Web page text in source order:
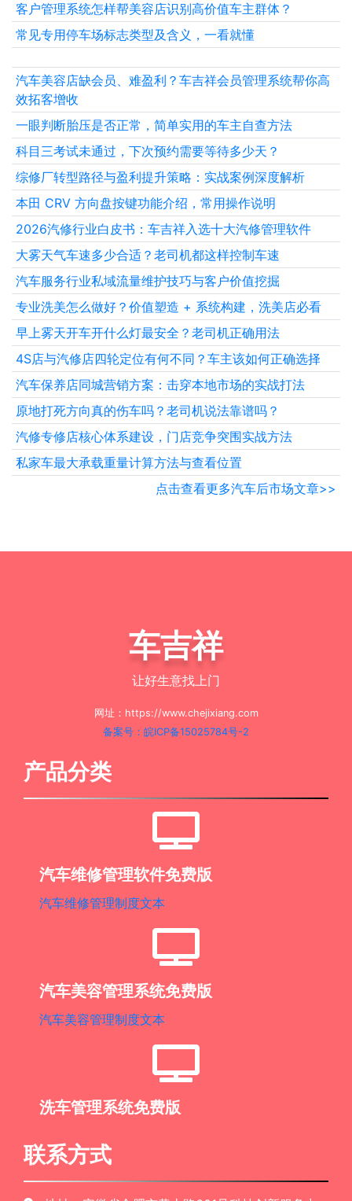
客户管理系统怎样帮美容店识别高价值车主群体？
常见专用停车场标志类型及含义，一看就懂
汽车美容店缺会员、难盈利？车吉祥会员管理系统帮你高
效拓客增收
一眼判断胎压是否正常，简单实用的车主自查方法
科目三考试未通过，下次预约需要等待多少天？
综修厂转型路径与盈利提升策略：实战案例深度解析
本田 CRV 方向盘按键功能介绍，常用操作说明
2026汽修行业白皮书：车吉祥入选十大汽修管理软件
大雾天气车速多少合适？老司机都这样控制车速
汽车服务行业私域流量维护技巧与客户价值挖掘
专业洗美怎么做好？价值塑造 + 系统构建，洗美店必看
早上雾天开车开什么灯最安全？老司机正确用法
4S店与汽修店四轮定位有何不同？车主该如何正确选择
汽车保养店同城营销方案：击穿本地市场的实战打法
原地打死方向真的伤车吗？老司机说法靠谱吗？
汽修专修店核心体系建设，门店竞争突围实战方法
私家车最大承载重量计算方法与查看位置
点击查看更多汽车后市场文章>>
车吉祥
让好生意找上门
网址：https://www.chejixiang.com
备案号：皖ICP备15025784号-2
产品分类
汽车维修管理软件免费版
汽车维修管理制度文本
汽车美容管理系统免费版
汽车美容管理制度文本
洗车管理系统免费版
联系方式